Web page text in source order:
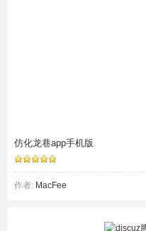
仿化龙巷app手机版
作者: MacFee